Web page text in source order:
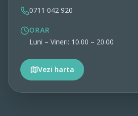
0711 042 920
ORAR
Luni – Vineri: 10.00 – 20.00
Vezi harta
Vezi